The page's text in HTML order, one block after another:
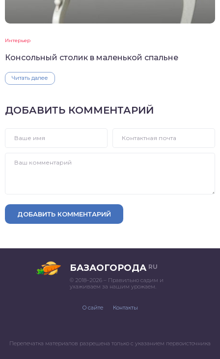
Интерьер
Консольный столик в маленькой спальне
Читать далее
ДОБАВИТЬ КОММЕНТАРИЙ
ДОБАВИТЬ КОММЕНТАРИЙ
БАЗАОГОРОДА RU
© 2018–2026 – Правильно садим и
ухаживаем за нашим урожаем.
О сайте Контакты
Перепечатка материалов разрешена только с указанием первоисточника